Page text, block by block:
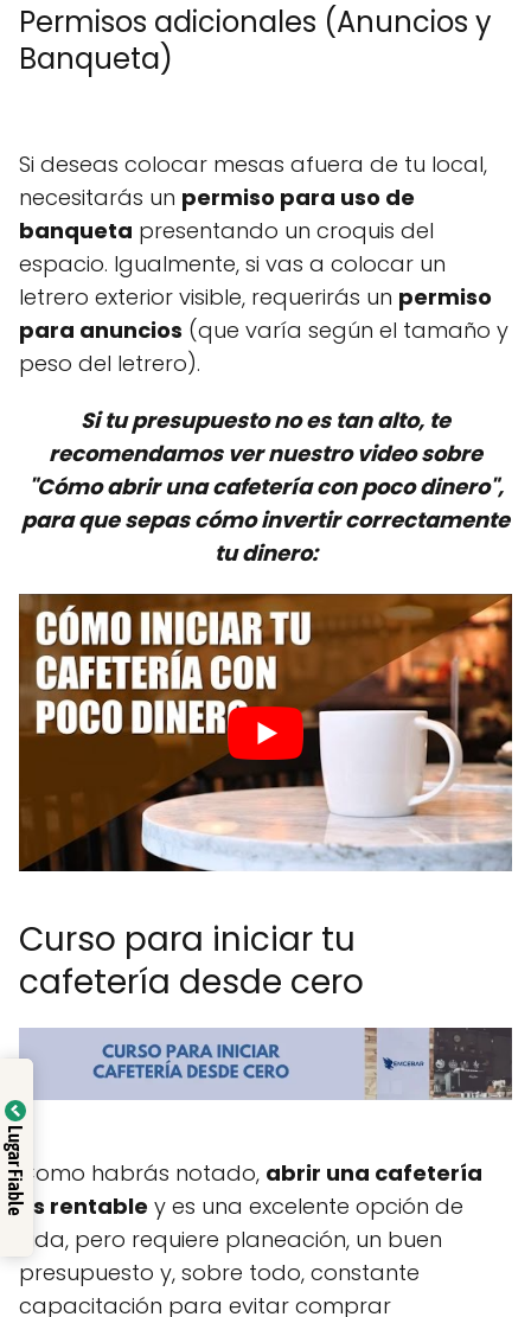
Permisos adicionales (Anuncios y
Banqueta)
Si deseas colocar mesas afuera de tu local,
necesitarás un permiso para uso de
banqueta presentando un croquis del
espacio. Igualmente, si vas a colocar un
letrero exterior visible, requerirás un permiso
para anuncios (que varía según el tamaño y
peso del letrero).
Si tu presupuesto no es tan alto, te
recomendamos ver nuestro video sobre
"Cómo abrir una cafetería con poco dinero",
para que sepas cómo invertir correctamente
tu dinero:
Curso para iniciar tu
cafetería desde cero
Como habrás notado, abrir una cafetería
es rentable y es una excelente opción de
vida, pero requiere planeación, un buen
presupuesto y, sobre todo, constante
capacitación para evitar comprar
Lugar Fiable